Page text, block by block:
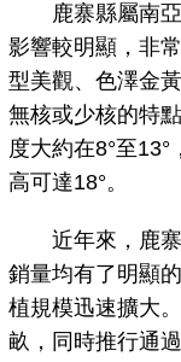
鹿寨縣屬南亞
影響較明顯，非
型美觀、色澤金
無核或少核的特
度大約在8°至
高可達18°。
近年來，鹿寨
銷量均有了明顯
植規模迅速擴大
畝，同時推行通